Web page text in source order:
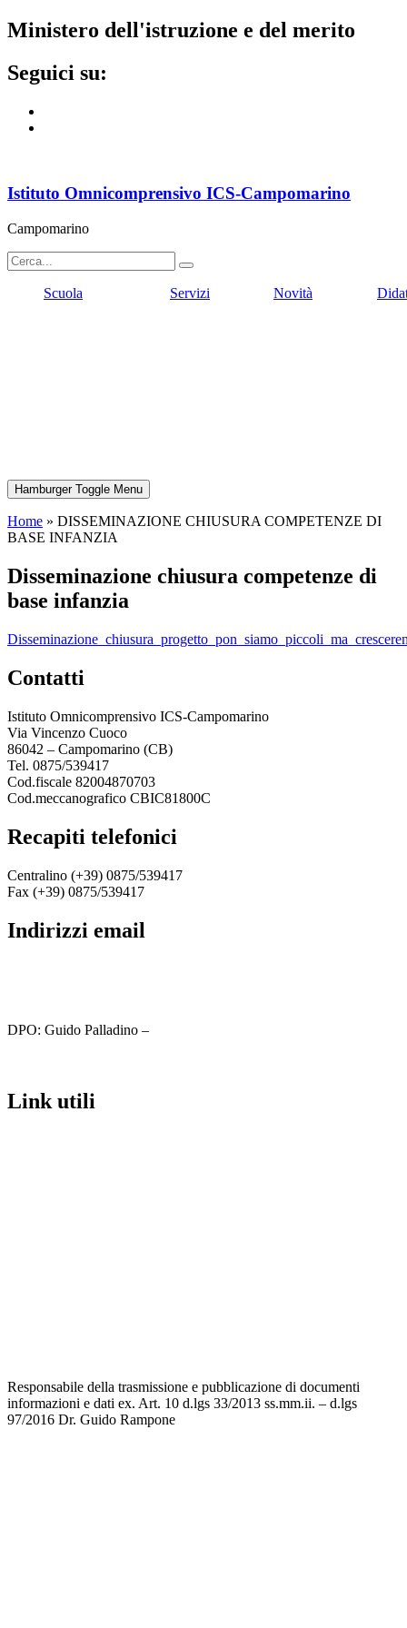
ministero dell'istruzione e del merito
seguici su:
Istituto Omnicomprensivo ICS-Campomarino
Campomarino
Scuola Servizi Novità
Hamburger Toggle Menu
Home » DISSEMINAZIONE CHIUSURA COMPETENZE DI
BASE INFANZIA
disseminazione chiusura competenze di
base infanzia
contatti
Istituto Omnicomprensivo ICS-Campomarino
Via Vincenzo Cuoco
86042 – Campomarino (CB)
Tel. 0875/539417
Cod.fiscale 82004870703
Cod.meccanografico CBIC81800C
recapiti telefonici
Centralino (+39) 0875/539417
Fax (+39) 0875/539417
indirizzi email
DPO: Guido Palladino –
link utili
Responsabile della trasmissione e pubblicazione di documenti
informazioni e dati ex. Art. 10 d.lgs 33/2013 ss.mm.ii. – d.lgs
97/2016 Dr. Guido Rampone